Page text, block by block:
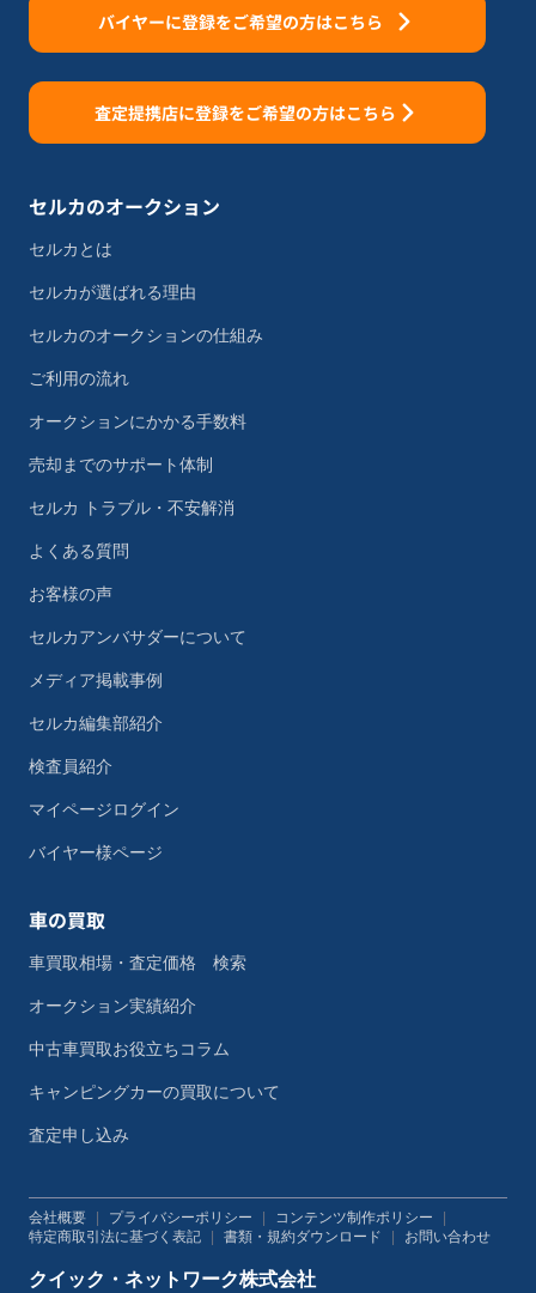
バイヤーに登録をご希望の方はこちら
査定提携店に登録をご希望の方はこちら
セルカのオークション
セルカとは
セルカが選ばれる理由
セルカのオークションの仕組み
ご利用の流れ
オークションにかかる手数料
売却までのサポート体制
セルカ トラブル・不安解消
よくある質問
お客様の声
セルカアンバサダーについて
メディア掲載事例
セルカ編集部紹介
検査員紹介
マイページログイン
バイヤー様ページ
車の買取
車買取相場・査定価格 検索
オークション実績紹介
中古車買取お役立ちコラム
キャンピングカーの買取について
査定申し込み
会社概要 プライバシーポリシー コンテンツ制作ポリシー
特定商取引法に基づく表記
書類・規約ダウンロード お問い合わせ
クイック・ネットワーク株式会社